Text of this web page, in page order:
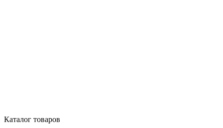
Каталог товаров